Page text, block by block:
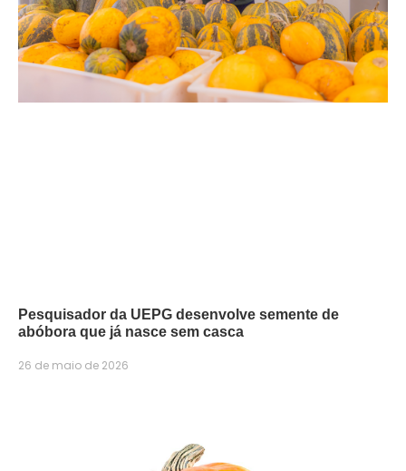
Pesquisador da UEPG desenvolve semente de
abóbora que já nasce sem casca
26 de maio de 2026